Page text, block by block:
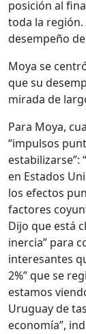
posición al
toda la región.
desempeño
Moya se
que su
mirada de
Para Moya,
“impulsos
estabilizarse”:
en Estados
los efectos
factores
Dijo que está
inercia” para
interesantes
2%” que se
estamos
Uruguay de
economía”,